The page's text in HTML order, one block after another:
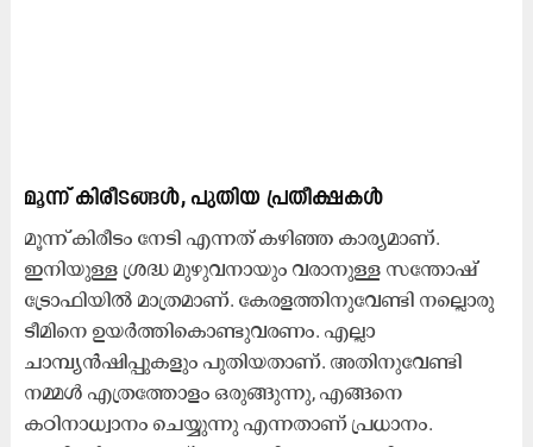
മൂന്ന് കിരീടങ്ങൾ, പുതിയ പ്രതീക്ഷകൾ
മൂന്ന് കിരീടം നേടി എന്നത് കഴിഞ്ഞ കാര്യമാണ്.
ഇനിയുള്ള ശ്രദ്ധ മുഴുവനായും വരാനുള്ള സന്തോഷ്
ട്രോഫിയിൽ മാത്രമാണ്. കേരളത്തിനുവേണ്ടി നല്ലൊരു
ടീമിനെ ഉയർത്തികൊണ്ടുവരണം. എല്ലാ
ചാമ്പ്യൻഷിപ്പുകളും പുതിയതാണ്. അതിനുവേണ്ടി
നമ്മൾ എത്രത്തോളം ഒരുങ്ങുന്നു, എങ്ങനെ
കഠിനാധ്വാനം ചെയ്യുന്നു എന്നതാണ് പ്രധാനം.